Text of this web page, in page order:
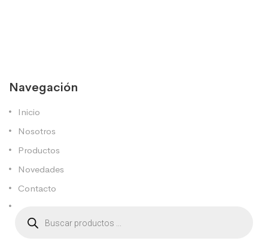
Navegación
Inicio
Nosotros
Productos
Novedades
Contacto